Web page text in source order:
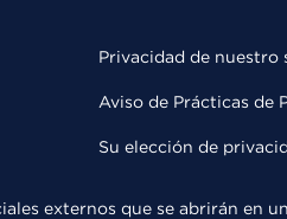
Privacidad de nuestro
Aviso de Prácticas de
Su elección de
externos que se abrirán en